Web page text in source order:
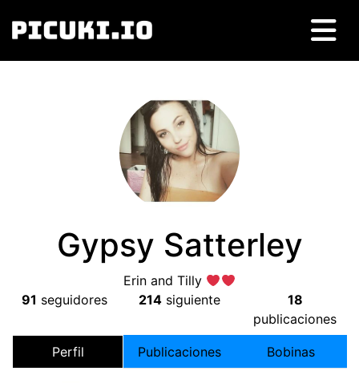
Gypsy Satterley
Erin and Tilly
91 seguidores 214 siguiente
18
publicaciones
Perfil Publicaciones Bobinas